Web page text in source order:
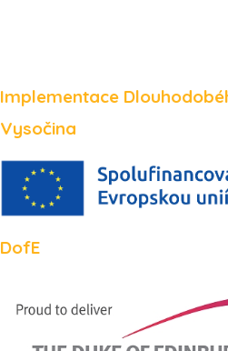
Implementace
Vysočina
DofE